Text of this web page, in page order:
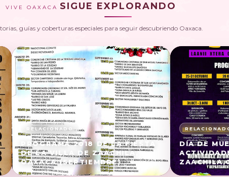
VIVE OAXACA SIGUE EXPLORANDO
guías y coberturas especiales para seguir descubriendo Oaxaca.
PROGRAMA 2018 DE LA FIESTA
DE LA VILLA DE ZAACHILA,
OAXACA (SEPTIEMBRE)
DÍA DE